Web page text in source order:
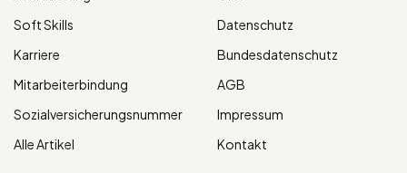
Soft Skills
Karriere
Mitarbeiterbindung
Sozialversicherungsnummer
Alle Artikel
Datenschutz
Bundesdatenschutz
AGB
Impressum
Kontakt